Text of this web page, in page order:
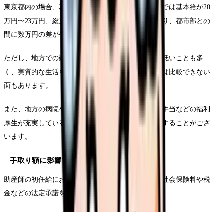
東京都内の場合、基本給で24万円〜27万、地方都市では基本給が20
万円〜23万円、総支給額で25万円〜29万円程度となり、都市部との
間に数万円の差が生じることがあります。
ただし、地方での勤務は住居費などの生活コストが低いことも多
く、実質的な生活を考慮すると、単純に金額だけでは比較できない
面もあります。
また、地方の病院やクリニックでは住宅手当や赴任手当などの福利
厚生が充実している場合もあるので、総合的に判断することがござ
います。
手取り額に影響する主な要素
助産師の初任給における手取り額は、総支給額から社会保険料や税
金などの法定承諾を差し引いた金額です。